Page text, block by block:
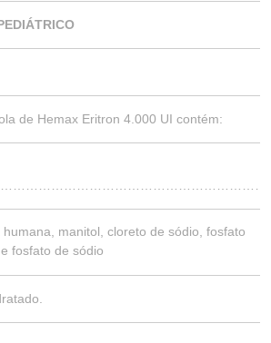
de Hemax Eritron 4.000 UI contém:
manitol, cloreto de sódio, fosfato
fosfato de sódio